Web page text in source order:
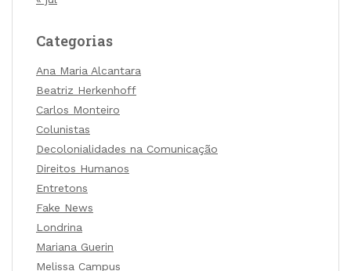
Categorias
Ana Maria Alcantara
Beatriz Herkenhoff
Carlos Monteiro
Colunistas
Decolonialidades na Comunicação
Direitos Humanos
Entretons
Fake News
Londrina
Mariana Guerin
Melissa Campus